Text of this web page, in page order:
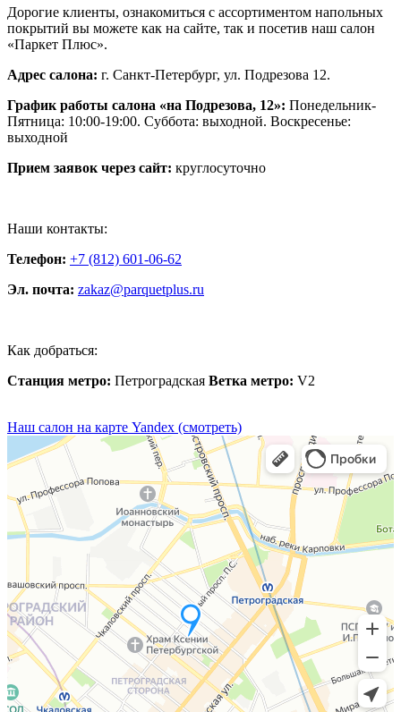
Дорогие клиенты, ознакомиться с ассортиментом напольных
покрытий вы можете как на сайте, так и посетив наш салон
«Паркет Плюс».
Адрес салона: г. Санкт-Петербург, ул. Подрезова 12.
График работы салона «на Подрезова, 12»: Понедельник-
Пятница: 10:00-19:00. Суббота: выходной. Воскресенье:
выходной
Прием заявок через сайт: круглосуточно
Наши контакты:
Телефон: +7 (812) 601-06-62
Эл. почта: zakaz@parquetplus.ru
Как добраться:
Станция метро: Петроградская Ветка метро: V2
Наш салон на карте Yandex (смотреть)